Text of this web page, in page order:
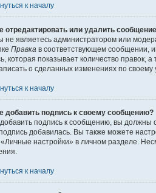
к началу
отредактировать или удалить
не являетесь администратором или
Правка в соответствующем сообщении,
которая показывает количество правок,
о сделанных изменениях по своему
к началу
добавить подпись к своему сообщению?
подпись к сообщению, вы должны
добавилась. Вы также можете
«Личные настройки» в личном разделе.
к началу